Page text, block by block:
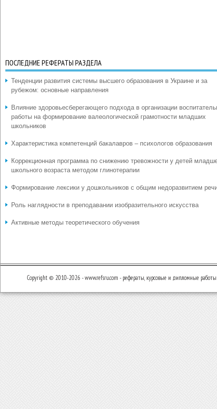
ПОСЛЕДНИЕ РЕФЕРАТЫ РАЗДЕЛА
Тенденции развития системы высшего образования в Украине и за
рубежом: основные направления
Влияние здоровьесберегающего подхода в организации
работы на формирование валеологической грамотности младших
школьников
Характеристика компетенций бакалавров – психологов образования
Коррекционная программа по снижению тревожности у детей
школьного возраста методом глинотерапии
Формирование лексики у дошкольников с общим недоразвитием
Роль наглядности в преподавании изобразительного искусства
Активные методы теоретического обучения
Copyright © 2010-2026 - www.refsru.com - рефераты, курсовые и дипломные работы